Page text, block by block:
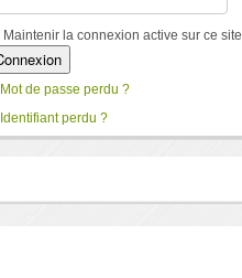
Maintenir la connexion active sur ce site
Mot de passe perdu ?
Identifiant perdu ?